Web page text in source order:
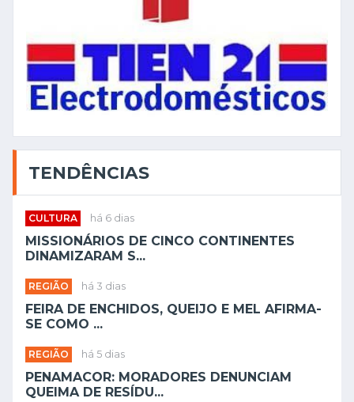
TENDÊNCIAS
CULTURA há 6 dias
MISSIONÁRIOS DE CINCO CONTINENTES
DINAMIZARAM S...
REGIÃO há 3 dias
FEIRA DE ENCHIDOS, QUEIJO E MEL AFIRMA-
SE COMO ...
REGIÃO há 5 dias
PENAMACOR: MORADORES DENUNCIAM
QUEIMA DE RESÍDU...